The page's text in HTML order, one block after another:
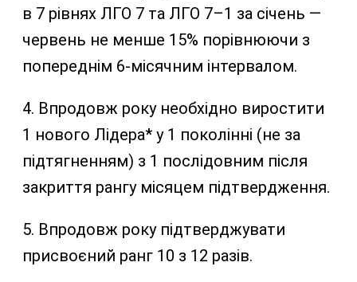
в 7 рівнях ЛГО 7 та ЛГО 7–1 за січень —
червень не менше 15% порівнюючи з
попереднім 6-місячним інтервалом.
4. Впродовж року необхідно виростити
1 нового Лідера* у 1 поколінні (не за
підтягненням) з 1 послідовним після
закриття рангу місяцем підтвердження.
5. Впродовж року підтверджувати
присвоєний ранг 10 з 12 разів.